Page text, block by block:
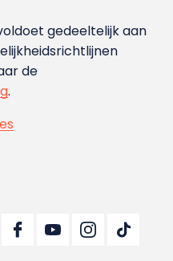
gedeeltelijk aan
de
.